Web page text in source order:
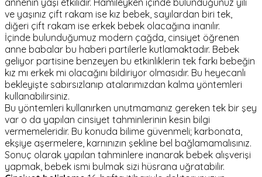
annenin yaşı etkilidir. Hamileyken içinde bulunduğunuz yılı
ve yaşınız çift rakam ise kız bebek, sayılardan biri tek,
diğeri çift rakam ise erkek bebek olacağına inanılır.
İçinde bulunduğumuz modern çağda, cinsiyet öğrenen
anne babalar bu haberi partilerle kutlamaktadır. Bebek
geliyor partisine benzeyen bu etkinliklerin tek farkı bebeğin
kız mı erkek mi olacağını bildiriyor olmasıdır. Bu heyecanlı
bekleyişte sabırsızlanıp atalarımızdan kalma yöntemleri
kullanabilirsiniz.
Bu yöntemleri kullanırken unutmamanız gereken tek bir şey
var o da yapılan cinsiyet tahminlerinin kesin bilgi
vermemeleridir. Bu konuda bilime güvenmeli; karbonata,
ekşiye aşermelere, karnınızın şekline bel bağlamamalısınız.
Sonuç olarak yapılan tahminlere inanarak bebek alışverişi
yapmak, bebek ismi bulmak sizi hüsrana uğratabilir.